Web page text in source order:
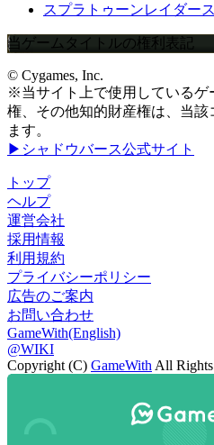
スプラトゥーンレイダー
当ゲームタイトルの権利表記
© Cygames, Inc.
※当サイト上で使用しているゲ
権、その他知的財産権は、当
ます。
▶シャドウバース公式サイト
トップ
ヘルプ
運営会社
採用情報
利用規約
プライバシーポリシー
広告のご案内
お問い合わせ
GameWith(English)
@WIKI
Copyright (C) GameWith All Rights